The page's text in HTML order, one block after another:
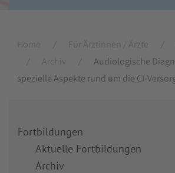
Audiologische
spezielle Aspekte rund um die CI-
Fortbildungen
Aktuelle Fortbildungen
Archiv